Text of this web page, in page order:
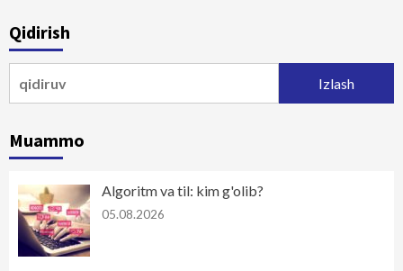
Qidirish
Muammo
Algoritm va til: kim g'olib?
05.08.2026